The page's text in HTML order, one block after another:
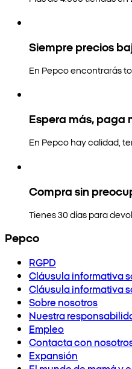
Siempre precios
En Pepco encontrarás
Espera más, paga
En Pepco hay calidad,
Compra sin
Tienes 30 días para
Pepco
RGPD
Cláusula informativa
Cláusula informativa
Sobre nosotros
Nuestra
Empleo
Contacta con
Expansión